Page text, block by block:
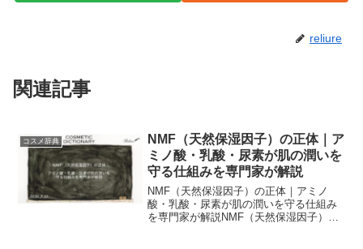
reliure
関連記事
コスメ辞典
NMF（天然保湿因子）の正体｜ア
ミノ酸・乳酸・尿素が肌の潤いを
守る仕組みを専門家が解説
NMF（天然保湿因子）の正体｜アミノ
酸・乳酸・尿素が肌の潤いを守る仕組み
を専門家が解説NMF（天然保湿因子）と